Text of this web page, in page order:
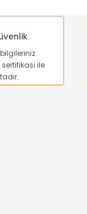
ile